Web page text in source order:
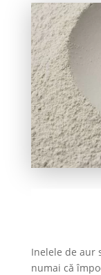
Inelele de aur
numai că